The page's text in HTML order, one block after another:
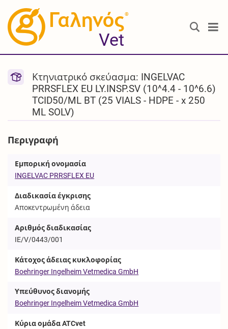
®
Vet
Κτηνιατρικό σκεύασμα: INGELVAC
PRRSFLEX EU LY.INSP.SV (10^4.4 - 10^6.6)
TCID50/ML BT (25 VIALS - HDPE - x 250
ML SOLV)
Περιγραφή
Εμπορική ονομασία
INGELVAC PRRSFLEX EU
Διαδικασία έγκρισης
Αποκεντρωμένη άδεια
Αριθμός διαδικασίας
IE/V/0443/001
Κάτοχος άδειας κυκλοφορίας
Boehringer Ingelheim Vetmedica GmbH
Υπεύθυνος διανομής
Boehringer Ingelheim Vetmedica GmbH
Κύρια ομάδα ATCvet